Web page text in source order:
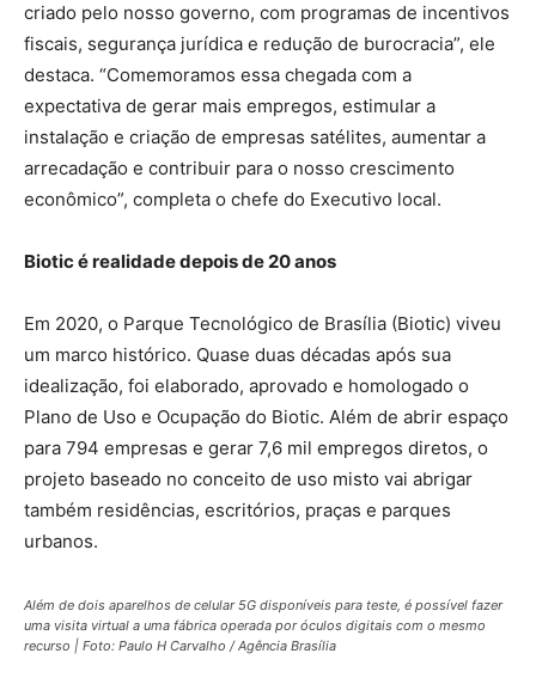
criado pelo nosso governo, com programas de incentivos
fiscais, segurança jurídica e redução de burocracia”, ele
destaca. “Comemoramos essa chegada com a
expectativa de gerar mais empregos, estimular a
instalação e criação de empresas satélites, aumentar a
arrecadação e contribuir para o nosso crescimento
econômico”, completa o chefe do Executivo local.
Biotic é realidadedepois de 20 anos
Em 2020, o Parque Tecnológico de Brasília (Biotic) viveu
um marco histórico. Quase duas décadas após sua
idealização, foi elaborado, aprovado e homologado o
Plano de Uso e Ocupação do Biotic. Além de abrir espaço
para 794 empresas e gerar 7,6 mil empregos diretos, o
projeto baseado no conceito de uso misto vai abrigar
também residências, escritórios, praças e parques
urbanos.
Além de dois aparelhos de celular 5G disponíveis para teste, é possível fazer
uma visita virtual a uma fábrica operada por óculos digitais com o mesmo
recurso | Foto: Paulo H Carvalho / Agência Brasília